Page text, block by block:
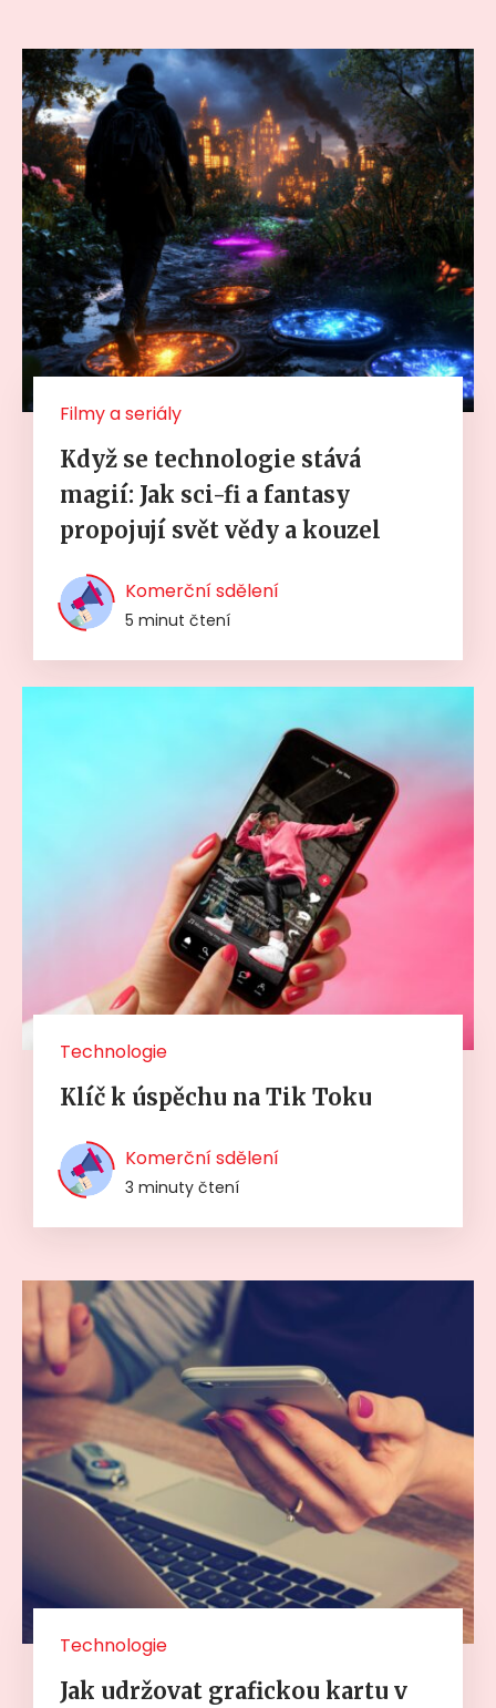
Filmy a seriály
Když se technologie stává
magií: Jak sci-fi a fantasy
propojují svět vědy a kouzel
Komerční sdělení
5 minut čtení
Technologie
Klíč k úspěchu na Tik Toku
Komerční sdělení
3 minuty čtení
Technologie
Jak udržovat grafickou kartu v